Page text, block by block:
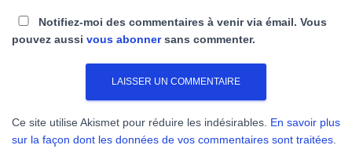
Notifiez-moi des commentaires à venir via émail. Vous
pouvez aussi vous abonnersans commenter.
Ce site utilise Akismet pour réduire les indésirables. En savoir plus
sur la façon dont les données de vos commentaires sont traitées